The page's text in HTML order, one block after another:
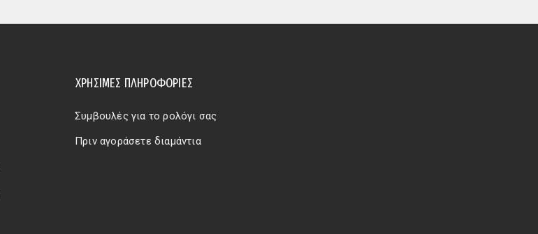
ΧΡΗΣΙΜΕΣ ΠΛΗΡΟΦΟΡΙΕΣ
Συμβουλές για το ρολόγι σας
Πριν αγοράσετε διαμάντια